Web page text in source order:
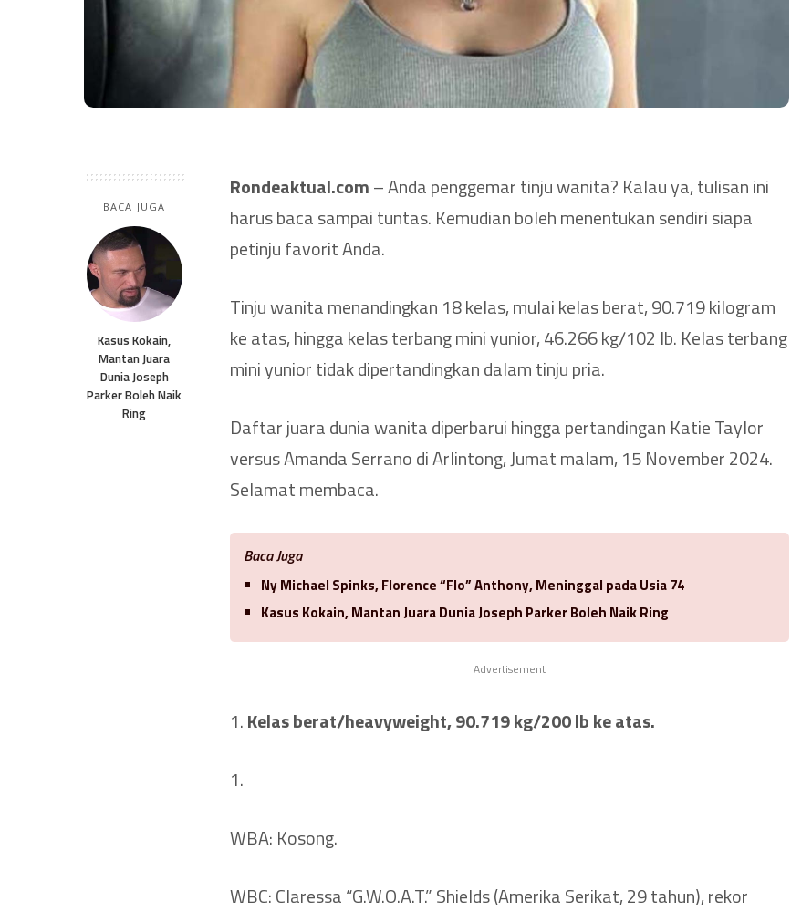
BACA JUGA
Kasus Kokain,
Mantan Juara
Dunia Joseph
Parker Boleh Naik
Ring
Rondeaktual.com– Anda penggemar tinju wanita? Kalau ya, tulisan ini
harus baca sampai tuntas. Kemudian boleh menentukan sendiri siapa
petinju favorit Anda.
Tinju wanita menandingkan 18 kelas, mulai kelas berat, 90.719 kilogram
ke atas, hingga kelas terbang mini yunior, 46.266 kg/102 lb. Kelas terbang
mini yunior tidak dipertandingkan dalam tinju pria.
Daftar juara dunia wanita diperbarui hingga pertandingan Katie Taylor
versus Amanda Serrano di Arlintong, Jumat malam, 15 November 2024.
Selamat membaca.
Baca Juga
Ny Michael Spinks, Florence “Flo” Anthony, Meninggal pada Usia 74
Kasus Kokain, Mantan Juara Dunia Joseph Parker Boleh Naik Ring
Advertisement
Kelas berat/heavyweight, 90.719 kg/200 lb ke atas.
WBA: Kosong.
WBC: Claressa “G.W.O.A.T.” Shields (Amerika Serikat, 29 tahun), rekor